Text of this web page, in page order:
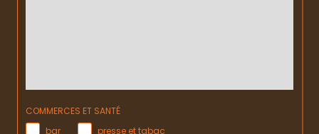
COMMERCES ET SANTÉ
bar
presse et tabac